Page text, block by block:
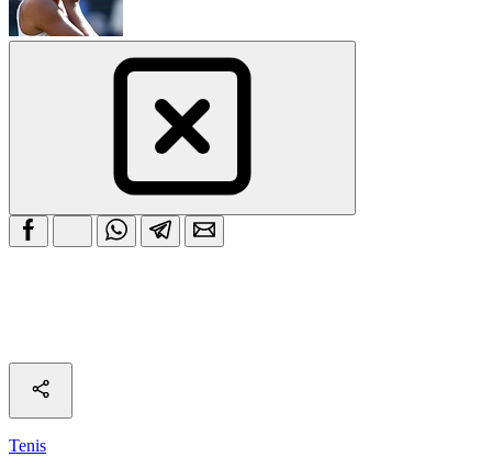
Tenis